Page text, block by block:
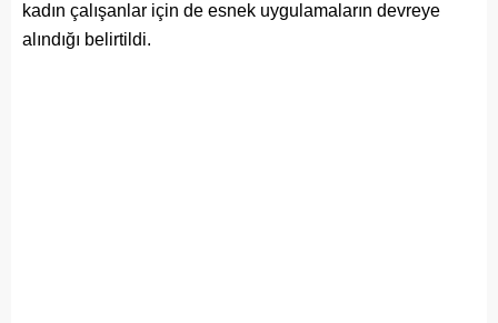
kadın çalışanlar için de esnek uygulamaların devreye
alındığı belirtildi.